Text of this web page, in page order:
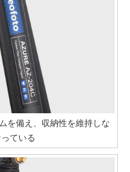
を備え、収納性を維持しな
ている